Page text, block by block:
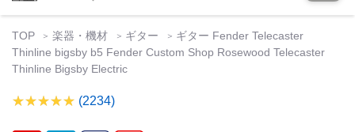
TOP 楽器・機材 ギター
ギター Fender Telecaster
Thinline bigsby b5 Fender Custom Shop Rosewood Telecaster
Thinline Bigsby Electric
(2234)